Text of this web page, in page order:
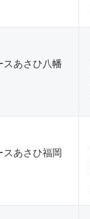
スあさひ八幡
スあさひ福岡